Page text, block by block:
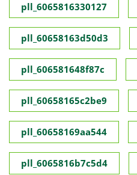
pll_6065816330127
pll_60658163d50d3
pll_606581648f87c
pll_60658165c2be9
pll_60658169aa544
pll_6065816b7c5d4